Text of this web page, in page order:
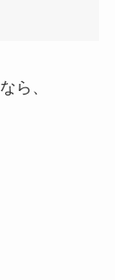
なら、